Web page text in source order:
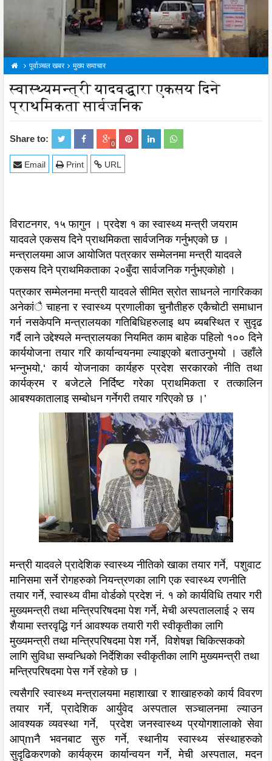
पूर्वाञ्चल खबर मुख्य समाचार
स्वास्थ्यमन्त्री यादवद्धारा एकसय दिने
प्राथमिकता सार्वजनिक
Share to: 0
URL
Print
Email
विराटनगर, १५ फागुन । प्रदेश १ का स्वास्थ्य मन्त्री जयराम
यादवले एकसय दिने प्राथमिकता सार्वजनिक गर्नुभएको छ ।
मन्त्रालयमा आज आयोजित पत्रकार सम्मेलनमा मन्त्री यादवले
एकसय दिने प्राथमिकताका २०बुँदा सार्वजनिक गर्नुभएकोहो ।
पत्रकार सम्मेलनमा मन्त्री यादवले सीमित स्रोत साधनले नागरिकका
अनेकांै चाहना र स्वास्थ्य प्रणालीका चुनौतीहरु एकैचोटी समाधान
गर्न नसकेपनि मन्त्रालयका गतिबिधिहरुलाइ थप ब्यबस्थित र सुदृढ
गर्दै लाने उद्देश्यले मन्त्रालयका नियमित काम बाहेक पहिलो १०० दिने
कार्ययोजना तयार गरि कार्यान्वयनमा ल्याइएको बताउनुभयो । उहाँले
भन्नुभयो,‘ कार्य योजनाका कार्यहरु प्रदेश सरकारको नीति तथा
कार्यक्रम र बजेटले निर्दिष्ट गरेका प्राथमिकता र तत्कालिन
आबश्यकातालाइ सम्बोधन गर्नेगरी तयार गरिएको छ ।’
मन्त्री यादवले प्रादेशिक स्वास्थ्य नीतिको खाका तयार गर्ने, पशुवाट
मानिसमा सर्ने रोगहरुको नियन्त्रणका लागि एक स्वास्थ्य रणनीति
तयार गर्ने, स्वास्थ्य वीमा वोर्डको प्रदेश नं. १ को कार्यविधि तयार गरी
मुख्यमन्त्री तथा मन्त्रिपरिषदमा पेश गर्ने, मेची अस्पताललाई २ सय
शैयामा स्तरवृद्धि गर्न आवश्यक तयारी गरी स्वीकृतीका लागि
मुख्यमन्त्री तथा मन्त्रिपरिषदमा पेश गर्ने, विशेषज्ञ चिकित्सकको
लागि सुविधा सम्वन्धिको निर्देशिका स्वीकृतीका लागि मुख्यमन्त्री तथा
मन्त्रिपरिषदमा पेस गर्ने रहेको छ ।
त्यसैगरि स्वास्थ्य मन्त्रालयमा महाशाखा र शाखाहरुको कार्य विवरण
तयार गर्ने, प्रादेशिक आर्युवेद अस्पताल सञ्चालनमा ल्याउन
आवश्यक व्यवस्था गर्ने, प्रदेश जनस्वास्थ्य प्रयोगशालाको सेवा
आप्mनै भवनबाट सुरु गर्ने, स्थानीय स्वास्थ्य संस्थाहरुको
सुदृढिकरणको कार्यक्रम कार्यान्वयन गर्ने, मेची अस्पताल, मदन